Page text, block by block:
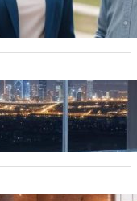
светильников и